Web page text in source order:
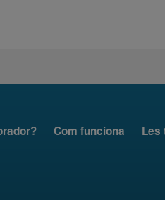
Com funciona Les